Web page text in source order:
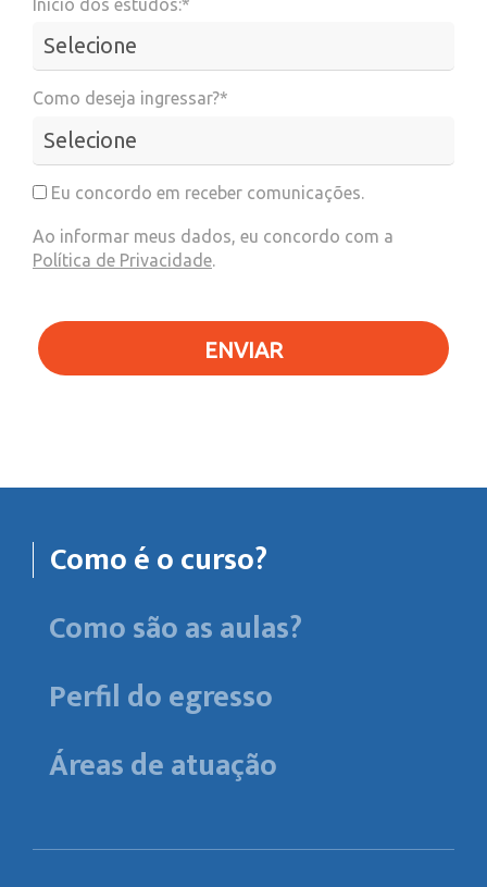
Início dos estudos:*
Como deseja ingressar?*
Eu concordo em receber comunicações.
Ao informar meus dados, eu concordo com a
Política de Privacidade.
ENVIAR
Como é o curso?
Como são as aulas?
Perfil do egresso
Áreas de atuação